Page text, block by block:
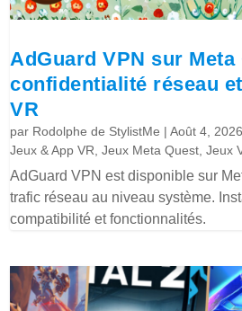
AdGuard VPN sur Meta
confidentialité réseau
VR
par Rodolphe de StylistMe |Août 4, 2026
Jeux & App VR ,Jeux Meta Quest ,Jeux
AdGuard VPN est disponible sur
trafic réseau au niveau système.
compatibilité et fonctionnalités.